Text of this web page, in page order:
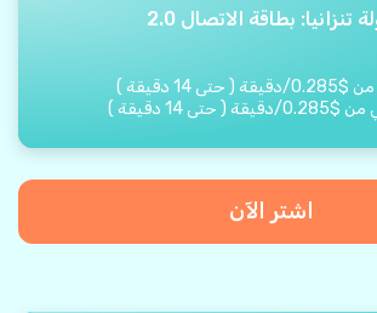
تنزانيا: بطاقة الاتصال 2.0
من $
0.285
/دقيقة ( حتى 14 دقيقة )
من $
0.285
/دقيقة ( حتى 14 دقيقة )
اشتر الآن